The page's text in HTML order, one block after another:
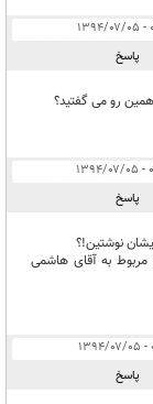
پاسخ
همین رو می گفتید؟
پاسخ
نوشتين!؟
مربوط به آقاى هاشمى
پاسخ